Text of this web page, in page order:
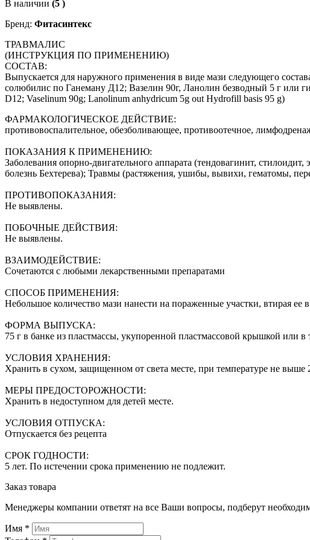
В наличии (5 )
Бренд: Фитасинтекс
ТРАВМАЛИС
(ИНСТРУКЦИЯ ПО ПРИМЕНЕНИЮ)
СОСТАВ:
Выпускается для наружного применения в виде мази следующего
солюбилис по Ганеману Д12; Вазелин 90г, Ланолин безводный 5 г или
D12; Vaselinum 90g; Lanоlinum anhydricum 5g out Hydrofill basis 95 g)
ФАРМАКОЛОГИЧЕСКОЕ ДЕЙСТВИЕ:
противовоспалительное, обезболивающее, противоотечное,
ПОКАЗАНИЯ К ПРИМЕНЕНИЮ:
Заболевания опорно-двигательного аппарата (тендовагинит,
болезнь Бехтерева); Травмы (растяжения, ушибы, вывихи, гематомы,
ПРОТИВОПОКАЗАНИЯ:
Не выявлены.
ПОБОЧНЫЕ ДЕЙСТВИЯ:
Не выявлены.
ВЗАИМОДЕЙСТВИЕ:
Сочетаются с любыми лекарственными препаратами
СПОСОБ ПРИМЕНЕНИЯ:
Небольшое количество мази нанести на пораженные участки, втирая ее
ФОРМА ВЫПУСКА:
75 г в банке из пластмассы, укупоренной пластмассовой крышкой или в
УСЛОВИЯ ХРАНЕНИЯ:
Хранить в сухом, защищенном от света месте, при температуре не выше
МЕРЫ ПРЕДОСТОРОЖНОСТИ:
Хранить в недоступном для детей месте.
УСЛОВИЯ ОТПУСКА:
Отпускается без рецепта
СРОК ГОДНОСТИ:
5 лет. По истечении срока применению не подлежит.
Заказ товара
Менеджеры компании ответят на все Ваши вопросы, подберут
Имя *